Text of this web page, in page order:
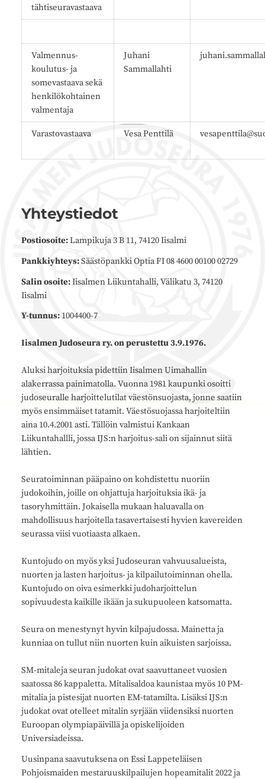
tähtiseuravastaava
Valmennus-
koulutus- ja
somevastaava sekä
henkilökohtainen
valmentaja
Juhani
Sammallahti
Varastovastaava Vesa Penttilä
Yhteystiedot
Postiosoite:Lampikuja 3 B 11, 74120 Iisalmi
Pankkiyhteys:Säästöpankki Optia FI 08 4600 00100 02729
Salin osoite:Iisalmen Liikuntahalli, Välikatu 3, 74120
Iisalmi
Y-tunnus:1004400-7
Iisalmen Judoseura ry. on perustettu 3.9.1976.
Aluksi harjoituksia pidettiin Iisalmen Uimahallin
alakerrassa painimatolla. Vuonna 1981 kaupunki osoitti
judoseuralle harjoittelutilat väestönsuojasta, jonne saatiin
myös ensimmäiset tatamit. Väestösuojassa harjoiteltiin
aina 10.4.2001 asti. Tällöin valmistui Kankaan
Liikuntahallli, jossa IJS:n harjoitus-sali on sijainnut siitä
lähtien.
Seuratoiminnan pääpaino on kohdistettu nuoriin
judokoihin, joille on ohjattuja harjoituksia ikä- ja
tasoryhmittäin. Jokaisella mukaan haluavalla on
mahdollisuus harjoitella tasavertaisesti hyvien kavereiden
seurassa viisi vuotiaasta alkaen.
Kuntojudo on myös yksi Judoseuran vahvuusalueista,
nuorten ja lasten harjoitus- ja kilpailutoiminnan ohella.
Kuntojudo on oiva esimerkki judoharjoittelun
sopivuudesta kaikille ikään ja sukupuoleen katsomatta.
Seura on menestynyt hyvin kilpajudossa. Mainetta ja
kunniaa on tullut niin nuorten kuin aikuisten sarjoissa.
SM-mitaleja seuran judokat ovat saavuttaneet vuosien
saatossa 86 kappaletta. Mitalisaldoa kaunistaa myös 10 PM-
mitalia ja pistesijat nuorten EM-tatamilta. Lisäksi IJS:n
judokat ovat otelleet mitalin syrjään viidensiksi nuorten
Euroopan olympiapäivillä ja opiskelijoiden
Universiadeissa.
Uusinpana saavutuksena on Essi Lappeteläisen
Pohjoismaiden mestaruuskilpailujen hopeamitalit 2022 ja